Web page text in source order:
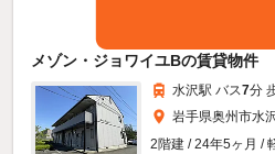
メゾン・ジョワイユBの賃貸物件
水沢駅 バス7分
岩手県奥州市水
2階建 / 24年5ヶ月 /